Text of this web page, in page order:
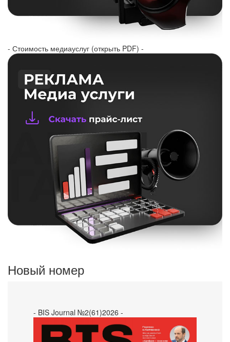
- Стоимость медиауслуг (открыть PDF) -
Новый номер
- BIS Journal №2(61)2026 -